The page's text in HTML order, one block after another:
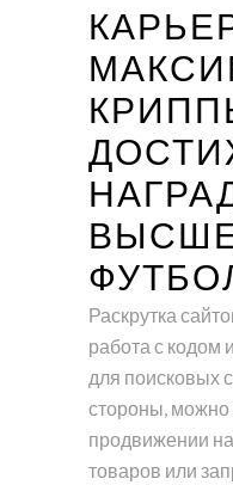
Раскрутка
работа с кодом
для поисковых
стороны, можно
продвижении
товаров или